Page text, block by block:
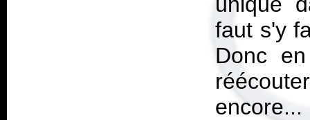
faut s'y
Donc
encore...